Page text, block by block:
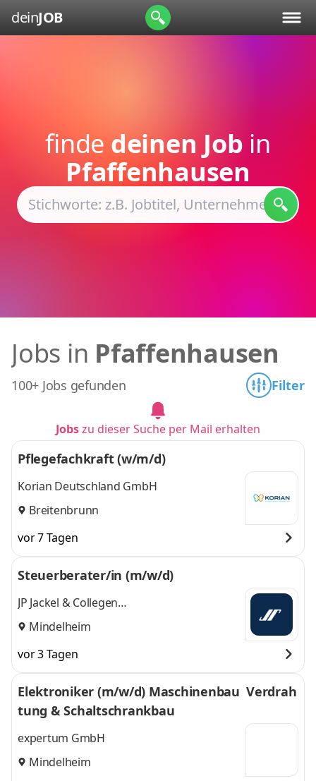
deinJOB
finde deinen Job in
Pfaffenhausen
Jobs in Pfaffenhausen
100+ Jobs gefunden Filter
Jobszu dieser Suche per Mail erhalten
Pflegefachkraft (w/m/d)
Korian Deutschland GmbH
Breitenbrunn
vor 7 Tagen
Steuerberater/in (m/w/d)
JP Jackel & Collegen
Steuerberatungsgesellschaft mbH
Mindelheim
vor 3 Tagen
Elektroniker (m/w/d) Maschinenbau  Verdrah
tung & Schaltschrankbau
expertum GmbH
Mindelheim